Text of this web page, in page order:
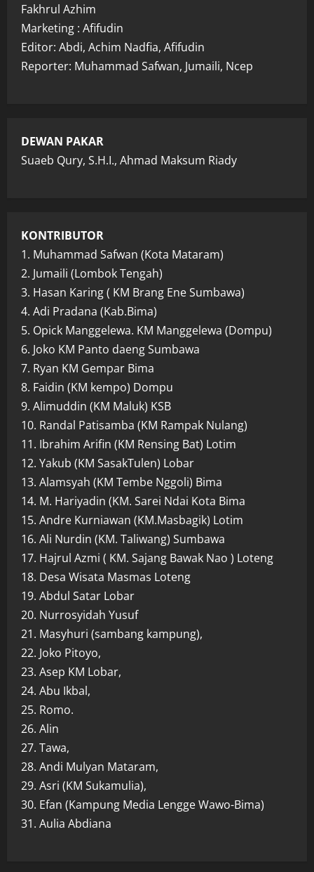
Fakhrul Azhim
Marketing : Afifudin
Editor: Abdi, Achim Nadfia, Afifudin
Reporter: Muhammad Safwan, Jumaili, Ncep
DEWAN PAKAR
Suaeb Qury, S.H.I., Ahmad Maksum Riady
KONTRIBUTOR
1. Muhammad Safwan (Kota Mataram)
2. Jumaili (Lombok Tengah)
3. Hasan Karing ( KM Brang Ene Sumbawa)
4. Adi Pradana (Kab.Bima)
5. Opick Manggelewa. KM Manggelewa (Dompu)
6. Joko KM Panto daeng Sumbawa
7. Ryan KM Gempar Bima
8. Faidin (KM kempo) Dompu
9. Alimuddin (KM Maluk) KSB
10. Randal Patisamba (KM Rampak Nulang)
11. Ibrahim Arifin (KM Rensing Bat) Lotim
12. Yakub (KM SasakTulen) Lobar
13. Alamsyah (KM Tembe Nggoli) Bima
14. M. Hariyadin (KM. Sarei Ndai Kota Bima
15. Andre Kurniawan (KM.Masbagik) Lotim
16. Ali Nurdin (KM. Taliwang) Sumbawa
17. Hajrul Azmi ( KM. Sajang Bawak Nao ) Loteng
18. Desa Wisata Masmas Loteng
19. Abdul Satar Lobar
20. Nurrosyidah Yusuf
21. Masyhuri (sambang kampung),
22. Joko Pitoyo,
23. Asep KM Lobar,
24. Abu Ikbal,
25. Romo.
26. Alin
27. Tawa,
28. Andi Mulyan Mataram,
29. Asri (KM Sukamulia),
30. Efan (Kampung Media Lengge Wawo-Bima)
31. Aulia Abdiana